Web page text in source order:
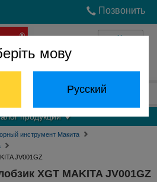
мову
Русский
Позвонить
Войти
(068) 824-24-24
продукции
инструмент Макита
JV001GZ
XGT MAKITA JV001GZ